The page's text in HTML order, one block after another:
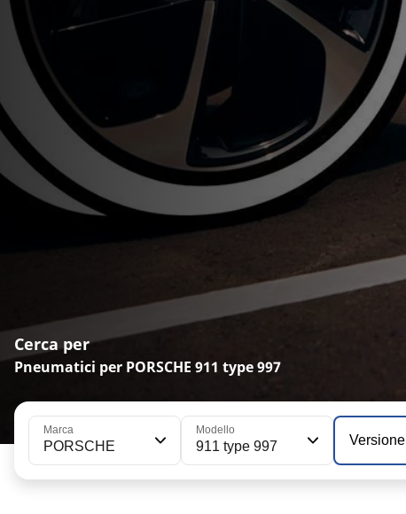
Cerca per
Pneumatici per PORSCHE 911 type 997
Marca
PORSCHE
Modello
911 type 997 Versione